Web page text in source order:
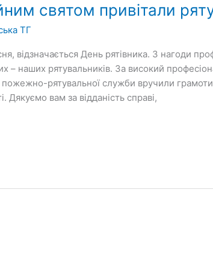
святом привітали
ТГ
відзначається День рятівника. З нагоди
– наших рятувальників. За високий
пожежно-рятувальної служби вручили
Дякуємо вам за відданість справі,